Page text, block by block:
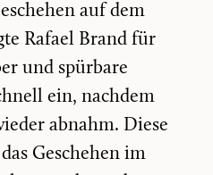
auf dem
Rafael Brand für
und spürbare
ein, nachdem
abnahm. Diese
Geschehen im